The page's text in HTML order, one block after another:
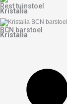
Rest tuinstoel
Kristalia
BCN barstoel
Kristalia